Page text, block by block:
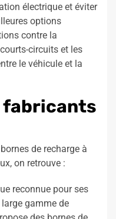
électrique et éviter
options
contre la
circuits et les
le véhicule et la
fabricants
de recharge à
on retrouve :
reconnue pour ses
gamme de